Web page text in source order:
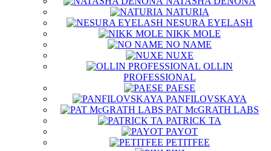
NATURIA
NESURA EYELASH
NIKK MOLE
NO NAME
NUXE
OLLIN
PROFESSIONAL
PAESE
PANFILOVSKAYA
PAT McGRATH LABS
PATRICK TA
PAYOT
PETITFEE